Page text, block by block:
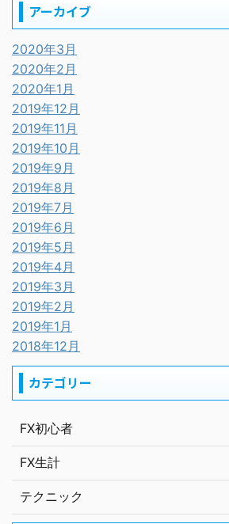
アーカイブ
2020年3月
2020年2月
2020年1月
2019年12月
2019年11月
2019年10月
2019年9月
2019年8月
2019年7月
2019年6月
2019年5月
2019年4月
2019年3月
2019年2月
2019年1月
2018年12月
カテゴリー
FX初心者
FX生計
テクニック